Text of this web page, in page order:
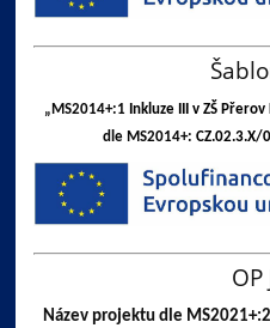
„ MS2014+:1 Inkluze III v ZŠ Přerov
dle MS2014+:
OP
Název projektu dle